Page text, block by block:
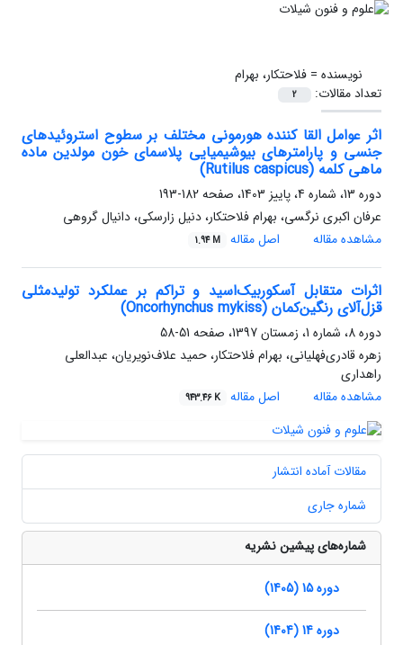
نویسنده =فلاحتکار، بهرام
تعداد مقالات:
2
اثر عوامل القا کننده هورمونی مختلف بر سطوح استروئیدهای
جنسی و پارامترهای بیوشیمیایی پلاسمای خون مولدین ماده
ماهی کلمه (Rutilus caspicus)
دوره 13، شماره 4، پاییز 1403، صفحه
182-193
عرفان اکبری نرگسی، بهرام فلاحتکار، دنیل زارسکی، دانیال گروهی
مشاهده مقاله
اصل مقاله 1.94 M
اثرات متقابل آسکوربیک‌اسید و تراکم بر عملکرد تولیدمثلی
قزل‌آلای رنگین‌کمان (Oncorhynchus mykiss)
دوره 8، شماره 1، زمستان 1397، صفحه
51-58
زهره قادری‌فهلیانی، بهرام فلاحتکار، حمید علاف‌نویریان، عبدالعلی
راهداری
مشاهده مقاله
اصل مقاله 943.46 K
مقالات آماده انتشار
شماره جاری
شماره‌های پیشین نشریه
دوره 15 (1405)
دوره 14 (1404)